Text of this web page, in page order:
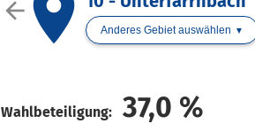
arrow_back
Anderes Gebiet auswählen
Wahlbeteiligung: 37,0 %